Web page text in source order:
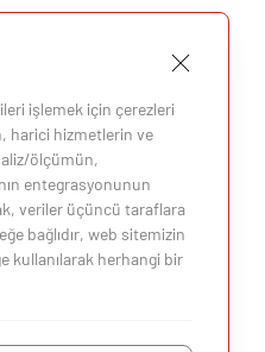
işlemek için çerezleri
harici hizmetlerin ve
ölçümün,
entegrasyonunun
veriler üçüncü taraflara
bağlıdır, web sitemizin
kullanılarak herhangi bir